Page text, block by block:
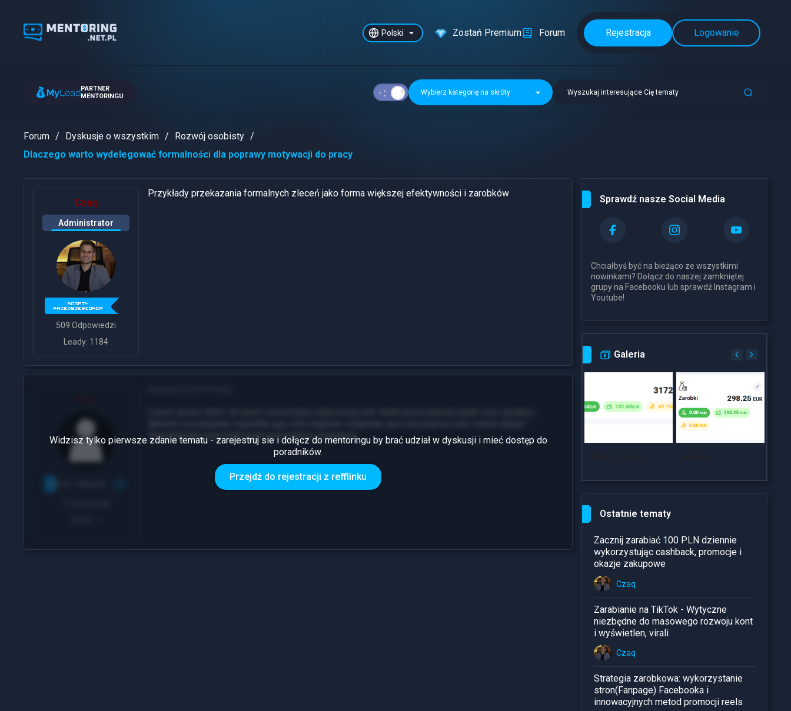
Polski Zostań Premium Forum Rejestracja Logowanie
PARTNER
MENTORINGU
Wybierz kategorię na skróty Wyszukaj interesujące Cię tematy
Forum Dyskusje o wszystkim
Rozwój osobisty
Dlaczego warto wydelegować formalności dla poprawy motywacji do pracy
Czaq
Administrator
509 Odpowiedzi
Leady: 1184
Przykłady przekazania formalnych zleceń jako forma większej efektywności i zarobków
Repudiandae exercitationem accusamus excepturi!
Widzisz tylko pierwsze zdanie tematu - zarejestruj sie i dołącz do mentoringu by brać udział w dyskusji i mieć dostęp do
poradników.
Przejdź do rejestracji z refflinku
Sprawdź nasze Social Media
Chciałbyś być na bieżąco ze wszystkimi
nowinkami? Dołącz do naszej zamkniętej
grupy na Facebooku lub sprawdź Instagram i
Youtube!
Galeria
Ostatnie tematy
Zacznij zarabiać 100 PLN dziennie
wykorzystując cashback, promocje i
okazje zakupowe
Czaq
Zarabianie na TikTok - Wytyczne
niezbędne do masowego rozwoju kont
i wyświetlen, virali
Czaq
Strategia zarobkowa: wykorzystanie
stron(Fanpage) Facebooka i
innowacyjnych metod promocji reels